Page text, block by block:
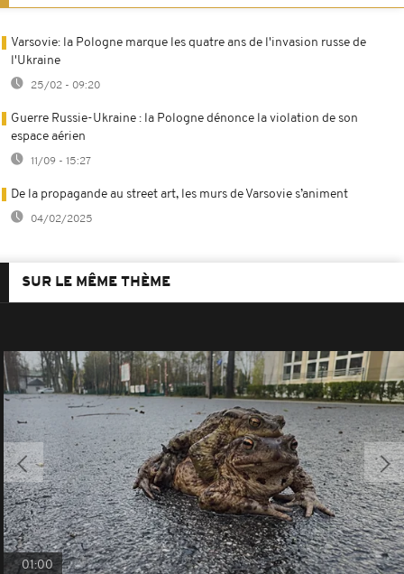
Varsovie: la Pologne marque les quatre ans de l'invasion russe de
l'Ukraine
25/02 - 09:20
Guerre Russie-Ukraine : la Pologne dénonce la violation de son
espace aérien
11/09 - 15:27
De la propagande au street art, les murs de Varsovie s’animent
04/02/2025
SUR LE MÊME THÈME
01:00